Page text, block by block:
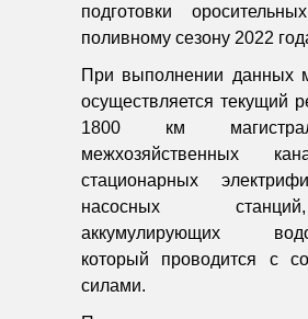
подготовки
поливному сезону 2022
При выполнении данных
осуществляется текущий
1800 км
межхозяйственных
стационарных
насосных
аккумулирующих
который проводится с
силами.